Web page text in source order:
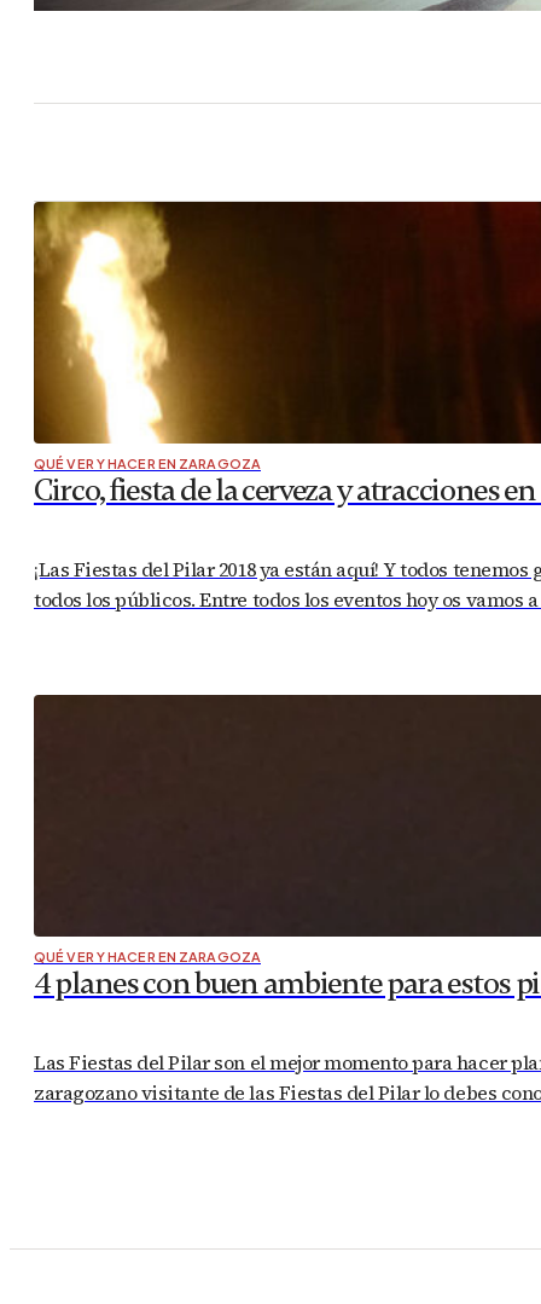
QUÉ VER Y HACER EN ZARAGOZA
Circo, fiesta de la cerveza y atracciones
¡Las Fiestas del Pilar 2018 ya están aquí! Y todos
todos los públicos. Entre todos los eventos hoy os
QUÉ VER Y HACER EN ZARAGOZA
4 planes con buen ambiente para estos
Las Fiestas del Pilar son el mejor momento para hacer
zaragozano visitante de las Fiestas del Pilar lo debes